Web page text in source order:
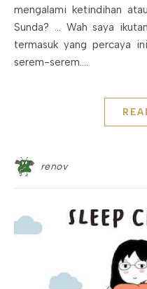
mengalami ketindihan
Sunda? … Wah saya
termasuk yang percaya
serem-serem.…
renov